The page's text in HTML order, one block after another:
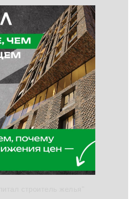
495 727-01-67
редакционная подписка